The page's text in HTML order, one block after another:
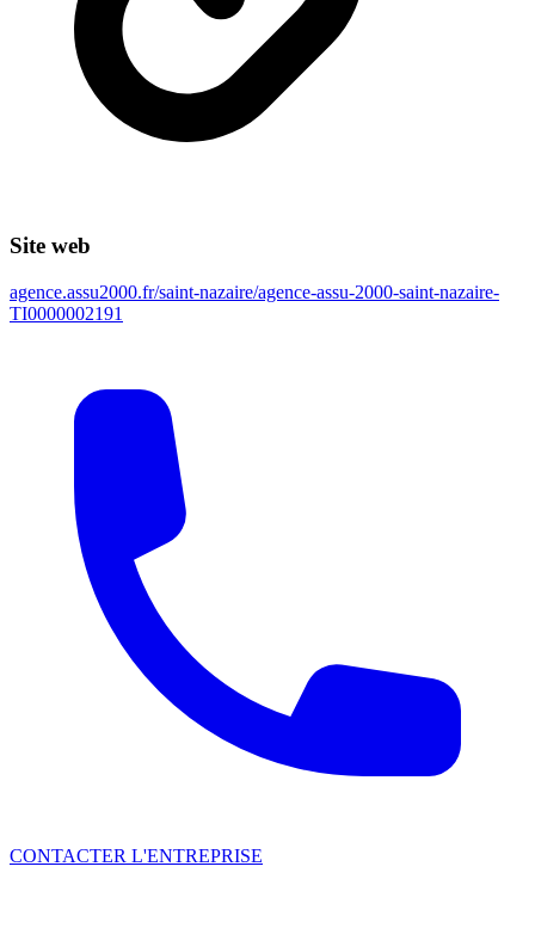
Site web
agence.assu2000.fr/saint-nazaire/agence-assu-2000-saint-nazaire-
TI0000002191
CONTACTER L'ENTREPRISE